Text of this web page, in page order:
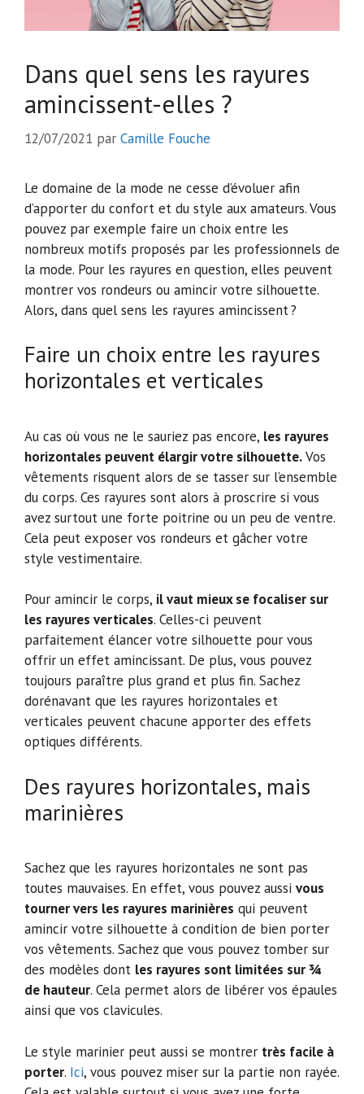
Dans quel sens les rayures
amincissent-elles ?
12/07/2021 par Camille Fouche
Le domaine de la mode ne cesse d’évoluer afin
d’apporter du confort et du style aux amateurs. Vous
pouvez par exemple faire un choix entre les
nombreux motifs proposés par les professionnels de
la mode. Pour les rayures en question, elles peuvent
montrer vos rondeurs ou amincir votre silhouette.
Alors, dans quel sens les rayures amincissent ?
Faire un choix entre les rayures
horizontales et verticales
Au cas où vous ne le sauriez pas encore, les rayures
horizontales peuvent élargir votre silhouette.Vos
vêtements risquent alors de se tasser sur l’ensemble
du corps. Ces rayures sont alors à proscrire si vous
avez surtout une forte poitrine ou un peu de ventre.
Cela peut exposer vos rondeurs et gâcher votre
style vestimentaire.
Pour amincir le corps, il vaut mieux se focaliser sur
les rayures verticales. Celles-ci peuvent
parfaitement élancer votre silhouette pour vous
offrir un effet amincissant. De plus, vous pouvez
toujours paraître plus grand et plus fin. Sachez
dorénavant que les rayures horizontales et
verticales peuvent chacune apporter des effets
optiques différents.
Des rayures horizontales, mais
marinières
Sachez que les rayures horizontales ne sont pas
toutes mauvaises. En effet, vous pouvez aussi vous
tourner vers les rayures marinières qui peuvent
amincir votre silhouette à condition de bien porter
vos vêtements. Sachez que vous pouvez tomber sur
des modèles dont les rayures sont limitées sur ¾
de hauteur. Cela permet alors de libérer vos épaules
ainsi que vos clavicules.
Le style marinier peut aussi se montrer très facile à
porter. Ici, vous pouvez miser sur la partie non rayée.